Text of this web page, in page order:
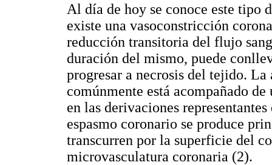
Al día de hoy se conoce este tipo
existe una vasoconstricción
reducción transitoria del flujo
duración del mismo, puede
progresar a necrosis del tejido.
comúnmente está acompañado
en las derivaciones
espasmo coronario se produce
transcurren por la superficie del
microvasculatura coronaria (2).